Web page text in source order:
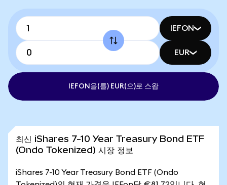
IEFON
EUR
IEFON을(를) EUR(으)로 스왑
최신 iShares 7-10 Year Treasury Bond ETF
(Ondo Tokenized) 시장 정보
iShares 7-10 Year Treasury Bond ETF (Ondo